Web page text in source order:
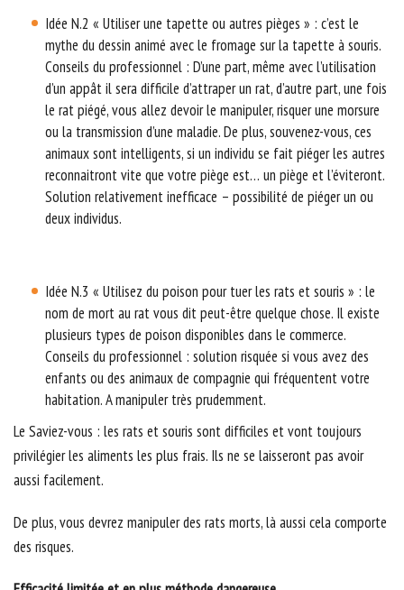
Idée N.2 « Utiliser une tapette ou autres pièges » : c’est le
mythe du dessin animé avec le fromage sur la tapette à souris.
Conseils du professionnel : D’une part, même avec l’utilisation
d’un appât il sera difficile d’attraper un rat, d’autre part, une fois
le rat piégé, vous allez devoir le manipuler, risquer une morsure
ou la transmission d’une maladie. De plus, souvenez-vous, ces
animaux sont intelligents, si un individu se fait piéger les autres
reconnaitront vite que votre piège est… un piège et l’éviteront.
Solution relativement inefficace – possibilité de piéger un ou
deux individus.
Idée N.3 « Utilisez du poison pour tuer les rats et souris » : le
nom de mort au rat vous dit peut-être quelque chose. Il existe
plusieurs types de poison disponibles dans le commerce.
Conseils du professionnel : solution risquée si vous avez des
enfants ou des animaux de compagnie qui fréquentent votre
habitation. A manipuler très prudemment.
Le Saviez-vous : les rats et souris sont difficiles et vont toujours
privilégier les aliments les plus frais. Ils ne se laisseront pas avoir
aussi facilement.
De plus, vous devrez manipuler des rats morts, là aussi cela comporte
des risques.